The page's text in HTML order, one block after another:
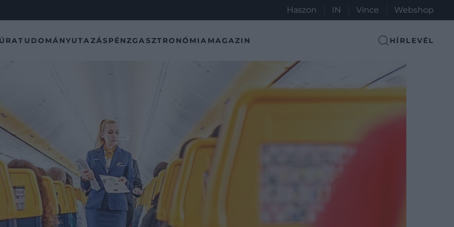
Haszon IN Vince Webshop
TUDOMÁNYUTAZÁSPÉNZGASZTRONÓMIA MAGAZIN HÍRLEVÉL